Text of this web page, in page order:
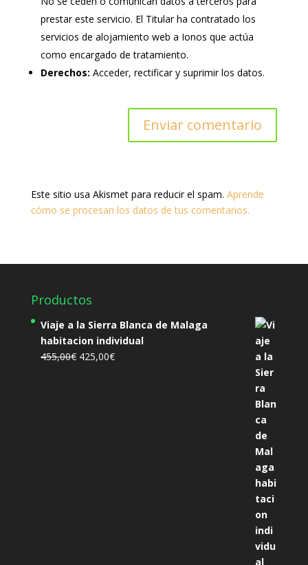
prestar este servicio. El Titular ha contratado los
servicios de alojamiento web a Ionos que actúa
como encargado de tratamiento.
Derechos: Acceder, rectificar y suprimir los datos.
Este sitio usa Akismet para reducir el spam. Aprende
cómo se procesan los datos de tus comentarios.
Productos
Viaje a la Sierra Blanca de Malaga
habitacion individual
455,00€ El
425,00€El